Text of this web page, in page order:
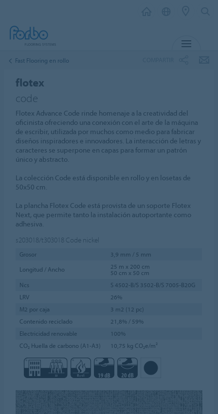
Fast Flooring en rollo
flotex
code
Flotex Advance Code rinde homenaje a la creatividad del
oficinista ofreciendo una conexión con el arte de la máquina
de escribir, utilizada por muchos como medio para fabricar
diseños inspiradores e innovadores. La interacción de letras y
caracteres se superpone en capas para formar un patrón
único y abstracto.
La colección Code está disponible en rollo y en losetas de
50x50 cm.
La plancha Flotex Code está provista de un soporte Flotex
Next, que permite tanto la instalación autoportante como
adhesiva.
s203018/t303018 Code nickel
Grosor
3,9 mm / 5 mm
Longitud / Ancho
25 m x 200 cm
50 cm x 50 cm
Ncs
S 4502-B/S 3502-B/S 7005-B20G
LRV
26%
M2 por caja
3 m2 (12 pc)
Contenido reciclado
21,8% / 59%
Electricidad renovable
100%
CO₂ Huella de carbono (A1-A3)
10,75 kg CO₂e/m²